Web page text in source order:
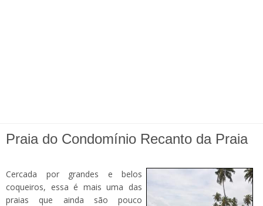
Praia do Condomínio Recanto da Praia
Cercada por grandes e belos
coqueiros, essa é mais uma das
praias que ainda são pouco